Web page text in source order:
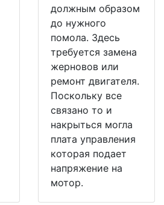
должным образом
до нужного
помола. Здесь
требуется замена
жерновов или
ремонт двигателя.
Поскольку все
связано то и
накрыться могла
плата управления
которая подает
напряжение на
мотор.